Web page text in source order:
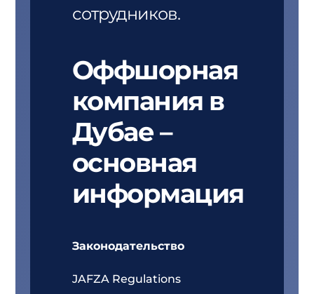
сотрудников.
Оффшорная
компания в
Дубае –
основная
информация
Законодательство
JAFZA Regulations